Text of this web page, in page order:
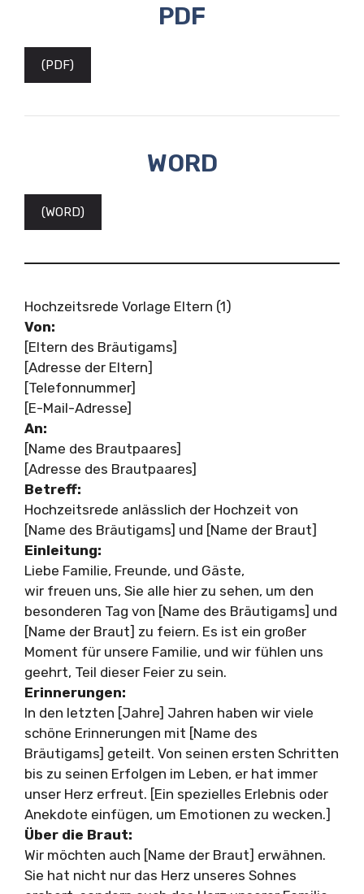
PDF
(PDF)
WORD
(WORD)
Hochzeitsrede Vorlage Eltern (1)
Von:
[Eltern des Bräutigams]
[Adresse der Eltern]
[Telefonnummer]
[E-Mail-Adresse]
An:
[Name des Brautpaares]
[Adresse des Brautpaares]
Betreff:
Hochzeitsrede anlässlich der Hochzeit von
[Name des Bräutigams] und [Name der Braut]
Einleitung:
Liebe Familie, Freunde, und Gäste,
wir freuen uns, Sie alle hier zu sehen, um den
besonderen Tag von [Name des Bräutigams] und
[Name der Braut] zu feiern. Es ist ein großer
Moment für unsere Familie, und wir fühlen uns
geehrt, Teil dieser Feier zu sein.
Erinnerungen:
In den letzten [Jahre] Jahren haben wir viele
schöne Erinnerungen mit [Name des
Bräutigams] geteilt. Von seinen ersten Schritten
bis zu seinen Erfolgen im Leben, er hat immer
unser Herz erfreut. [Ein spezielles Erlebnis oder
Anekdote einfügen, um Emotionen zu wecken.]
Über die Braut:
Wir möchten auch [Name der Braut] erwähnen.
Sie hat nicht nur das Herz unseres Sohnes